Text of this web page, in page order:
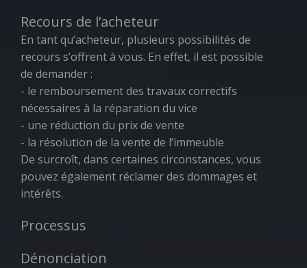
Recours de l’acheteur
En tant qu’acheteur, plusieurs possibilités de
recours s’offrent à vous. En effet, il est possible
de demander :
- le remboursement des travaux correctifs
nécessaires à la réparation du vice
- une réduction du prix de vente
- la résolution de la vente de l’immeuble
De surcroît, dans certaines circonstances, vous
pouvez également réclamer des dommages et
intérêts.
Processus
Dénonciation